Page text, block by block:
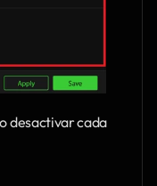
desactivar cada